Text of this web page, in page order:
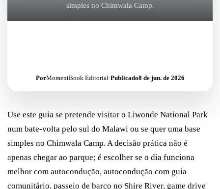
simples no Chimwala Camp.
PorMomentBook Editorial·Publicado8 de jun. de 2026
Use este guia se pretende visitar o Liwonde National Park
num bate-volta pelo sul do Malawi ou se quer uma base
simples no Chimwala Camp. A decisão prática não é
apenas chegar ao parque; é escolher se o dia funciona
melhor com autocondução, autocondução com guia
comunitário, passeio de barco no Shire River, game drive